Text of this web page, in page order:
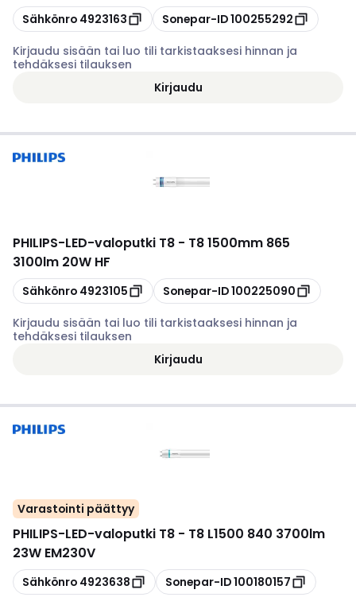
Kopioi
Sähkönro 4923163 Kopioi
Sonepar-ID100255292
Kirjaudu sisään tai luo tili tarkistaaksesi hinnan ja
tehdäksesi tilauksen
Kirjaudu
PHILIPS-LED-valoputki T8 - T8 1500mm 865
3100lm 20W HF
Kopioi
Sähkönro 4923105 Kopioi
Sonepar-ID100225090
Kirjaudu sisään tai luo tili tarkistaaksesi hinnan ja
tehdäksesi tilauksen
Kirjaudu
Varastointi päättyy
PHILIPS-LED-valoputki T8 - T8 L1500 840 3700lm
23W EM230V
Kopioi
Sähkönro 4923638 Kopioi
Sonepar-ID100180157